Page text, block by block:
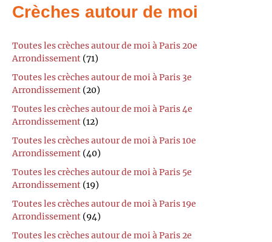
Crèches autour de moi
Toutes les crèches autour de moi à Paris 20e
Arrondissement (71)
Toutes les crèches autour de moi à Paris 3e
Arrondissement (20)
Toutes les crèches autour de moi à Paris 4e
Arrondissement (12)
Toutes les crèches autour de moi à Paris 10e
Arrondissement (40)
Toutes les crèches autour de moi à Paris 5e
Arrondissement (19)
Toutes les crèches autour de moi à Paris 19e
Arrondissement (94)
Toutes les crèches autour de moi à Paris 2e